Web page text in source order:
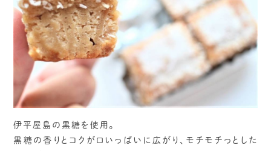
伊平屋島の黒糖を使用。
黒糖の香りとコクが口いっぱいに広がり、モチモチっとした